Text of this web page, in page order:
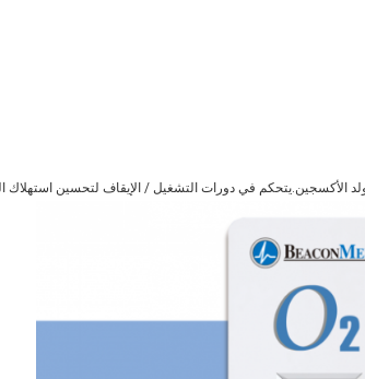
الأكسجين.يتحكم في دورات التشغيل / الإيقاف لتحسين استهلاك